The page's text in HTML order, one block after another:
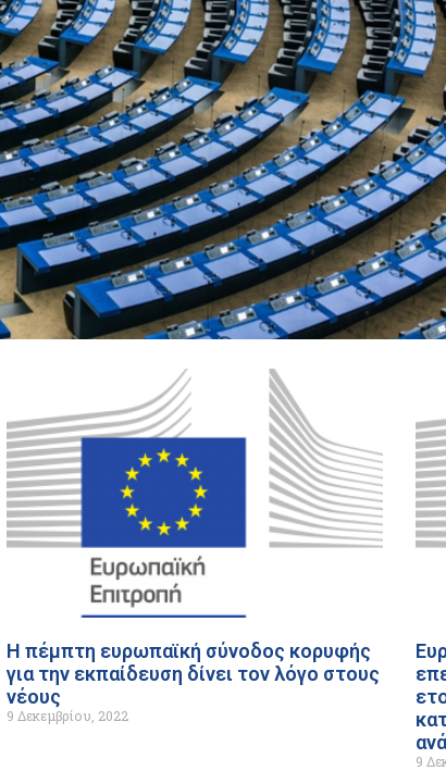
Η πέμπτη ευρωπαϊκή σύνοδος κορυφής
για την εκπαίδευση δίνει τον λόγο στους
νέους
9 Δεκεμβρίου, 2022
9